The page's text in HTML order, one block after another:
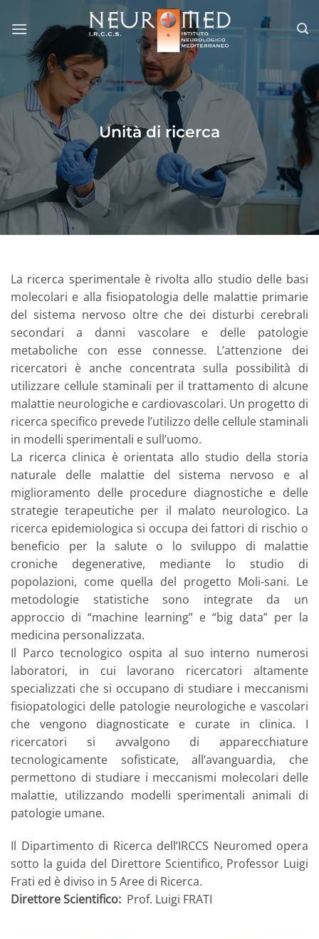
contenuti
Unità di ricerca
La ricerca sperimentale è rivolta allo studio delle basi
molecolari e alla fisiopatologia delle malattie primarie
del sistema nervoso oltre che dei disturbi cerebrali
secondari a danni vascolare e delle patologie
metaboliche con esse connesse. L’attenzione dei
ricercatori è anche concentrata sulla possibilità di
utilizzare cellule staminali per il trattamento di alcune
malattie neurologiche e cardiovascolari. Un progetto di
ricerca specifico prevede l’utilizzo delle cellule staminali
in modelli sperimentali e sull’uomo.
La ricerca clinica è orientata allo studio della storia
naturale delle malattie del sistema nervoso e al
miglioramento delle procedure diagnostiche e delle
strategie terapeutiche per il malato neurologico. La
ricerca epidemiologica si occupa dei fattori di rischio o
beneficio per la salute o lo sviluppo di malattie
croniche degenerative, mediante lo studio di
popolazioni, come quella del progetto Moli-sani. Le
metodologie statistiche sono integrate da un
approccio di “machine learning” e “big data” per la
medicina personalizzata.
Il Parco tecnologico ospita al suo interno numerosi
laboratori, in cui lavorano ricercatori altamente
specializzati che si occupano di studiare i meccanismi
fisiopatologici delle patologie neurologiche e vascolari
che vengono diagnosticate e curate in clinica. I
ricercatori si avvalgono di apparecchiature
tecnologicamente sofisticate, all’avanguardia, che
permettono di studiare i meccanismi molecolari delle
malattie, utilizzando modelli sperimentali animali di
patologie umane.
Il Dipartimento di Ricerca dell’IRCCS Neuromed opera
sotto la guida del Direttore Scientifico, Professor Luigi
Frati ed è diviso in 5 Aree di Ricerca.
Direttore Scientifico: Prof. Luigi FRATI